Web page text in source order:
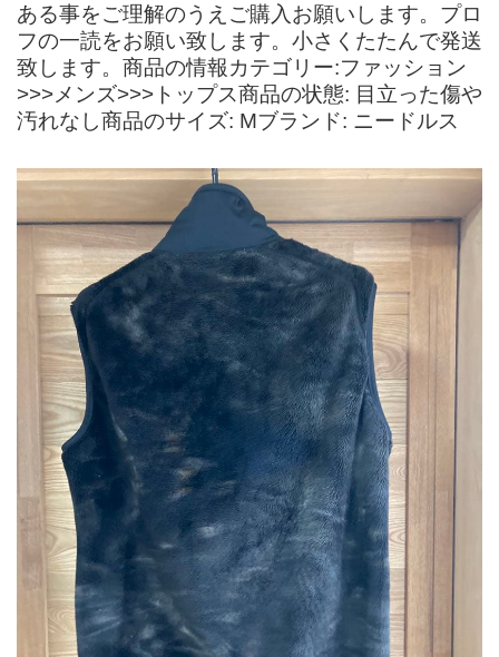
ある事をご理解のうえご購入お願いします。プロ
フの一読をお願い致します。小さくたたんで発送
致します。商品の情報カテゴリー:ファッション
>>>メンズ>>>トップス商品の状態: 目立った傷や
汚れなし商品のサイズ: Mブランド: ニードルス